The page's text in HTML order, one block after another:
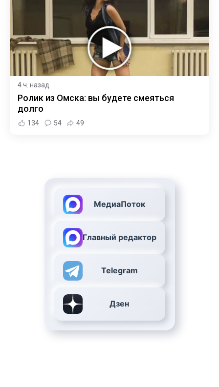
4 ч. назад
Ролик из Омска: вы будете смеяться
долго
134 54 49
МедиаПоток
Главный редактор
Telegram
Дзен